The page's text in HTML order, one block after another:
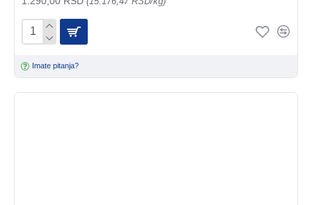
Imate pitanja?